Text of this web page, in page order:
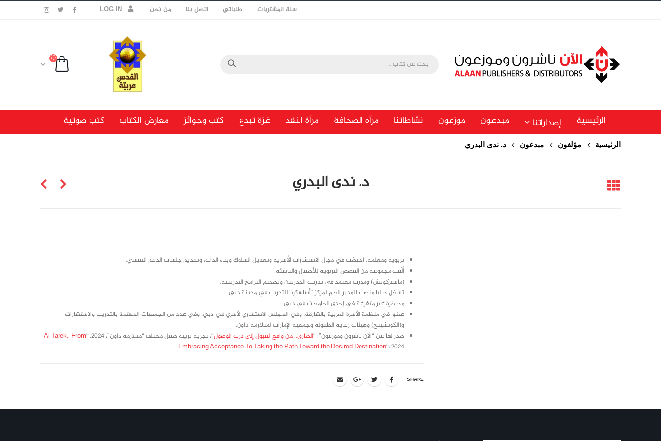
سلة المشتريات طلباتي اتصل بنا من نحن LOG IN
الرئيسية إصداراتنا مبدعون موزعون نشاطاتنا مرآه الصحافة مرآة النقد غزة تبدع كتب وجوائز معارض الكتاب كتب صوتية
الرئيسية مؤلفون مبدعون د. ندى البدري
د. ندى البدري
تربوية ومعلمة. اختصّت في مجال الاستشارات الأسرية وتعديل السلوك وبناء الذات، وتقديم جلسات الدعم النفسي.
ألّفت مجموعة من القصص التربوية للأطفال والناشئة.
(ماستركوتش) ومدرب معتمد في تدريب المدربين وتصميم البرامج التدريبية.
تشغل حاليا منصب المدير العام لمركز “أساسكو” للتدريب في مدينة دبي.
محاضرة غير متفرغة في إحدى الجامعات في دبي.
عضو في منظمة الأسرة العربية بالشارقة، وفي المجلس الاستشاري الأسري في دبي، وفي عدد من الجمعيات المهتمة بالتدريب والاستشارات
و(الكوتشينج) وهيئات رعاية الطفولة وجمعية الإمارات لمتلازمة داون.
صدر لها عن “الآن ناشرون وموزعون”: “الطارق.. من واقع القبول إلى درب الوصول“، تجربة تربية طفل مختلف “متلازمة داون”، 2024. “
Al Tarek.. From
Embracing Acceptance To Taking the Path Toward the Desired Destination“، 2024.
SHARE